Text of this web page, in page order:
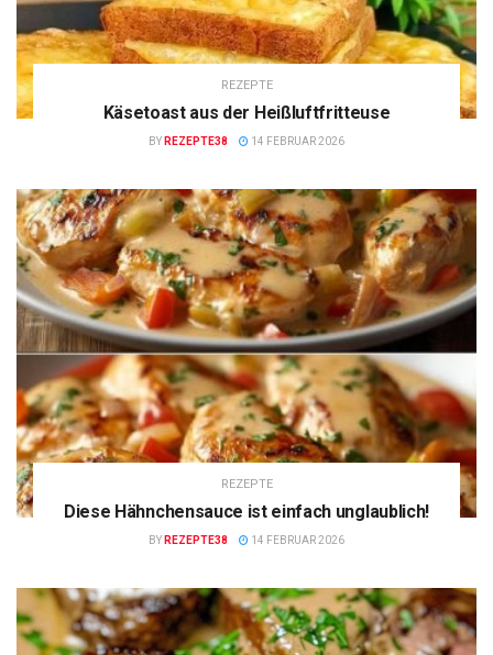
REZEPTE
Käsetoast aus der Heißluftfritteuse
BY REZEPTE38 14 FEBRUAR 2026
REZEPTE
Diese Hähnchensauce ist einfach unglaublich!
BY REZEPTE38 14 FEBRUAR 2026